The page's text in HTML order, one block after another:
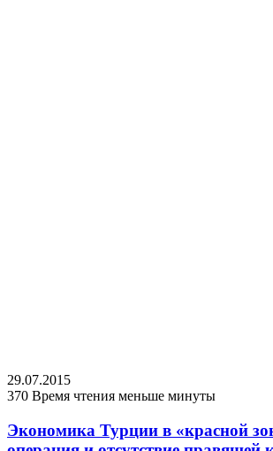
29.07.2015
370 Время чтения меньше минуты
Экономика Турции в «красной